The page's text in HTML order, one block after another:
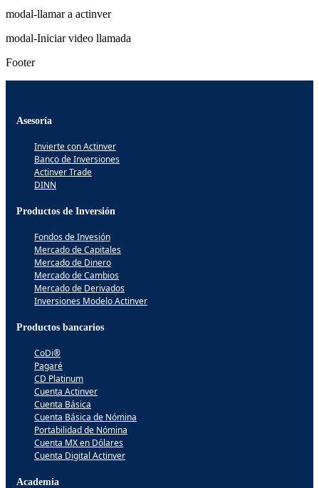
modal-llamar a actinver
modal-Iniciar video llamada
Footer
Asesoría
Invierte con Actinver
Banco de Inversiones
Actinver Trade
DINN
Productos de Inversión
Fondos de Invesión
Mercado de Capitales
Mercado de Dinero
Mercado de Cambios
Mercado de Derivados
Inversiones Modelo Actinver
Productos bancarios
CoDi®
Pagaré
CD Platinum
Cuenta Actinver
Cuenta Básica
Cuenta Básica de Nómina
Portabilidad de Nómina
Cuenta MX en Dólares
Cuenta Digital Actinver
Academia